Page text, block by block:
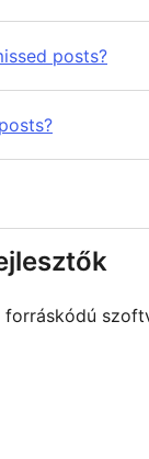
posts?
forráskódú